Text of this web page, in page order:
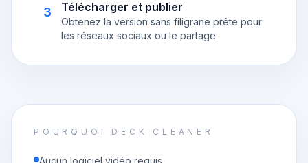
3 Télécharger et publier
Obtenez la version sans filigrane prête pour
les réseaux sociaux ou le partage.
POURQUOI DECK CLEANER
Aucun logiciel vidéo requis